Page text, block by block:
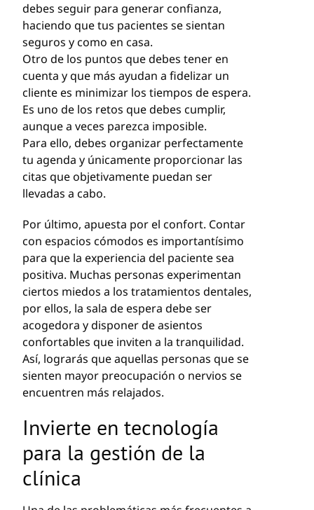
debes seguir para generar confianza,
haciendo que tus pacientes se sientan
seguros y como en casa.
Otro de los puntos que debes tener en
cuenta y que más ayudan a fidelizar un
cliente es minimizar los tiempos de espera.
Es uno de los retos que debes cumplir,
aunque a veces parezca imposible.
Para ello, debes organizar perfectamente
tu agenda y únicamente proporcionar las
citas que objetivamente puedan ser
llevadas a cabo.
Por último, apuesta por el confort. Contar
con espacios cómodos es importantísimo
para que la experiencia del paciente sea
positiva. Muchas personas experimentan
ciertos miedos a los tratamientos dentales,
por ellos, la sala de espera debe ser
acogedora y disponer de asientos
confortables que inviten a la tranquilidad.
Así, lograrás que aquellas personas que se
sienten mayor preocupación o nervios se
encuentren más relajados.
Invierte en tecnología
para la gestión de la
clínica